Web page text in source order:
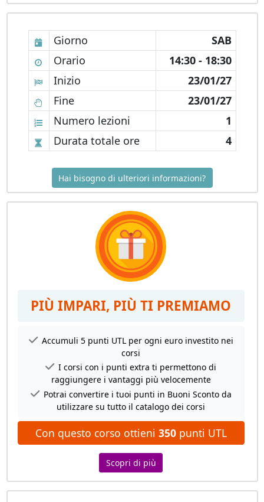
Giorno
SAB
Orario
14:30 - 18:30
Inizio
23/01/27
Fine
23/01/27
Numero lezioni
1
Durata totale ore
4
Hai bisogno di ulteriori informazioni?
PIÙ IMPARI, PIÙ TI PREMIAMO
Accumuli 5 punti UTL per ogni euro investito nei
corsi
I corsi con i punti extra ti permettono di
raggiungere i vantaggi più velocemente
Potrai convertire i tuoi punti in Buoni Sconto da
utilizzare su tutto il catalogo dei corsi
Con questo corso ottieni 350punti UTL
Scopri di più